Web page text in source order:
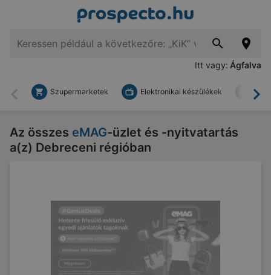
Itt vagy: Ágfalva
Vissza
Szupermarketek Elektronikai készülékek
Az összes eMAG-üzlet és -nyitvatartás
a(z) Debreceni régióban